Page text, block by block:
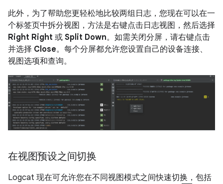
此外，为了帮助您更轻松地比较两组日志，您现在可以在一
个标签页中拆分视图，方法是右键点击日志视图，然后选择
Right Right 或 Split Down。如需关闭分屏，请右键点击
并选择 Close。每个分屏都允许您设置自己的设备连接、
视图选项和查询。
在视图预设之间切换
Logcat 现在可允许您在不同视图模式之间快速切换，包括